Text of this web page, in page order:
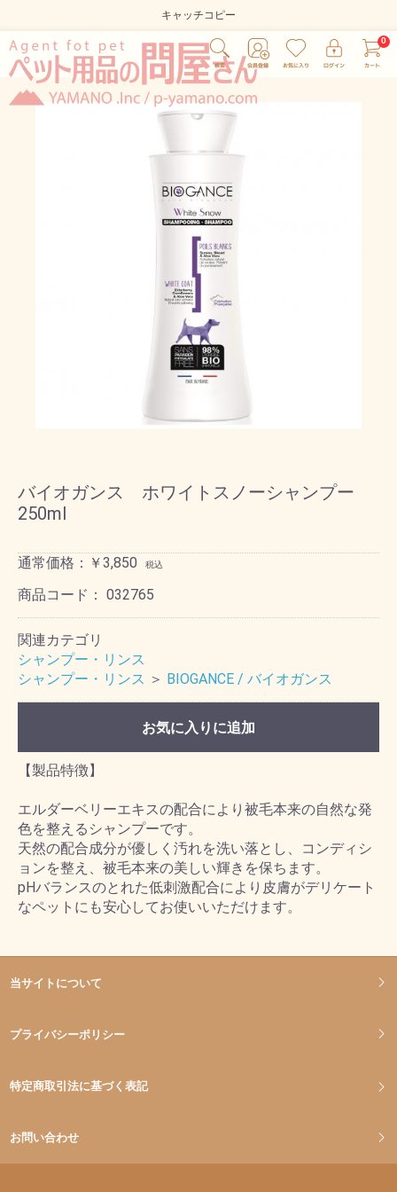
キャッチコピー
バイオガンス ホワイトスノーシャンプー
250ml
通常価格：￥3,850 税込
商品コード： 032765
関連カテゴリ
シャンプー・リンス
シャンプー・リンス ＞ BIOGANCE / バイオガンス
お気に入りに追加
【製品特徴】
エルダーベリーエキスの配合により被毛本来の自然な発
色を整えるシャンプーです。
天然の配合成分が優しく汚れを洗い落とし、コンディシ
ョンを整え、被毛本来の美しい輝きを保ちます。
pHバランスのとれた低刺激配合により皮膚がデリケート
なペットにも安心してお使いいただけます。
当サイトについて
プライバシーポリシー
特定商取引法に基づく表記
お問い合わせ